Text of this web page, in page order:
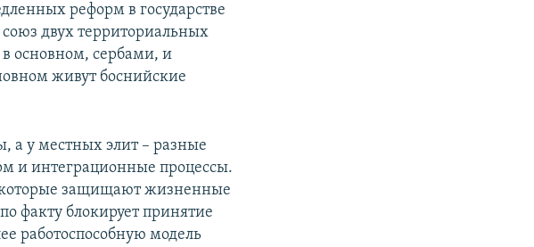
реформ в государстве
двух территориальных
основном, сербами, и
живут боснийские
а у местных элит – разные
и интеграционные процессы.
которые защищают жизненные
факту блокирует принятие
работоспособную модель